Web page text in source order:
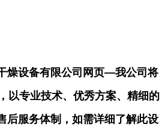
燥设备有限公司网页—我公司将
以专业技术、优秀方案、精细的
后服务体制，如需详细了解此设